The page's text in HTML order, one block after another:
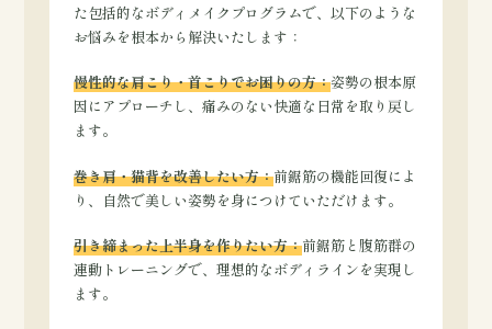
た包括的なボディメイクプログラムで、以下のような
お悩みを根本から解決いたします：
慢性的な肩こり・首こりでお困りの方：姿勢の根本原
因にアプローチし、痛みのない快適な日常を取り戻し
ます。
巻き肩・猫背を改善したい方：前鋸筋の機能回復によ
り、自然で美しい姿勢を身につけていただけます。
引き締まった上半身を作りたい方：前鋸筋と腹筋群の
連動トレーニングで、理想的なボディラインを実現し
ます。